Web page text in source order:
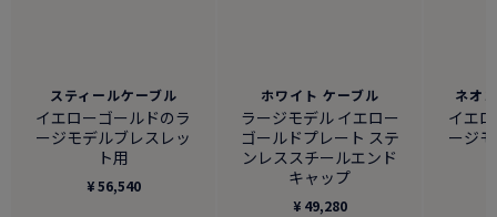
スティールケーブル
イエローゴールドのラ
ージモデルブレスレッ
ト用
¥ 56,540
ホワイト ケーブル
ラージモデル イエロー
ゴールドプレート ステ
ンレススチールエンド
キャップ
¥ 49,280
ネオ
イエ
ージ